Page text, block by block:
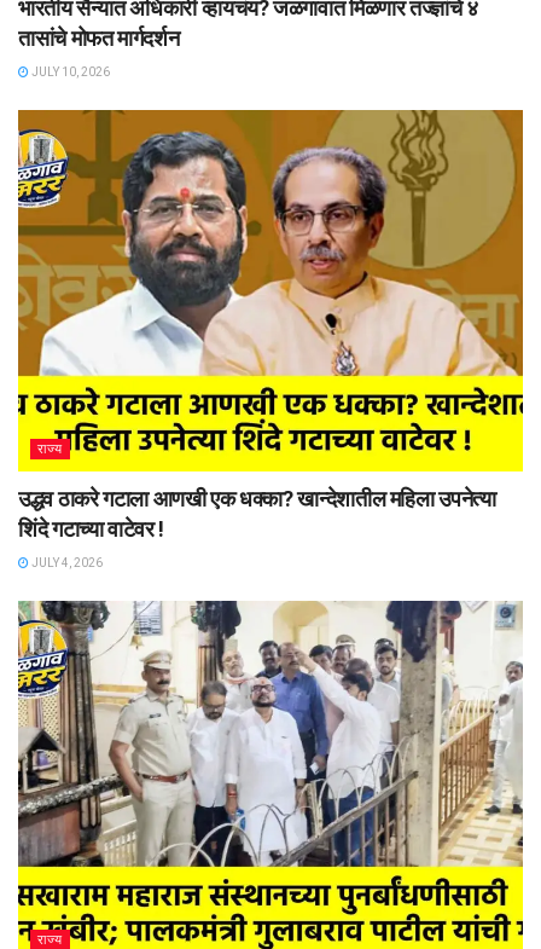
भारतीय सैन्यात अधिकारी व्हायचंय? जळगावात मिळणार तज्ज्ञांचे ४
तासांचे मोफत मार्गदर्शन
JULY 10, 2026
राज्य
उद्धव ठाकरे गटाला आणखी एक धक्का? खान्देशातील महिला उपनेत्या
शिंदे गटाच्या वाटेवर !
JULY 4, 2026
राज्य